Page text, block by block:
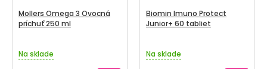
Mollers Omega 3 Ovocná
príchuť 250 ml
Na sklade
Biomin Imuno Protect
Junior+ 60 tabliet
Na sklade